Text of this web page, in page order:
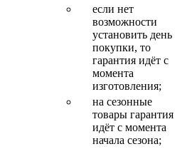
если нет
возможности
установить день
покупки, то
гарантия идёт с
момента
изготовления;
на сезонные
товары гарантия
идёт с момента
начала сезона;